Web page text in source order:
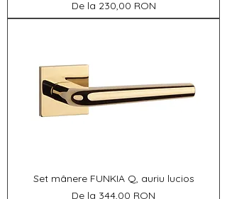
De la 230,00 RON
Preț redus
Set mânere FUNKIA Q, auriu lucios
De la 344,00 RON
Preț redus